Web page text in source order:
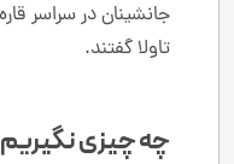
جانشینان در سراسر
تاولا گفتند.
چه چیزی نگیریم